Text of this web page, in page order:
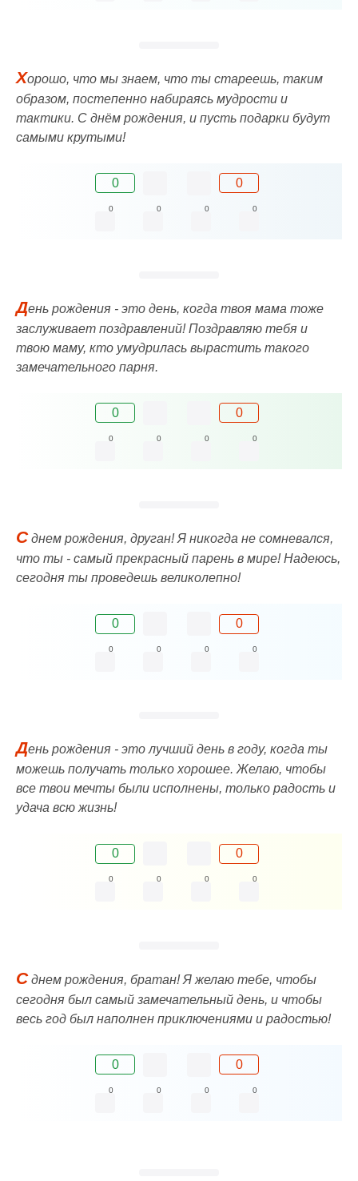
Хорошо, что мы знаем, что ты стареешь, таким
образом, постепенно набираясь мудрости и
тактики. С днём рождения, и пусть подарки будут
самыми крутыми!
0 0
0 0 0 0
День рождения - это день, когда твоя мама тоже
заслуживает поздравлений! Поздравляю тебя и
твою маму, кто умудрилась вырастить такого
замечательного парня.
0 0
0 0 0 0
Сднем рождения, друган! Я никогда не сомневался,
что ты - самый прекрасный парень в мире! Надеюсь,
сегодня ты проведешь великолепно!
0 0
0 0 0 0
День рождения - это лучший день в году, когда ты
можешь получать только хорошее. Желаю, чтобы
все твои мечты были исполнены, только радость и
удача всю жизнь!
0 0
0 0 0 0
Сднем рождения, братан! Я желаю тебе, чтобы
сегодня был самый замечательный день, и чтобы
весь год был наполнен приключениями и радостью!
0 0
0 0 0 0